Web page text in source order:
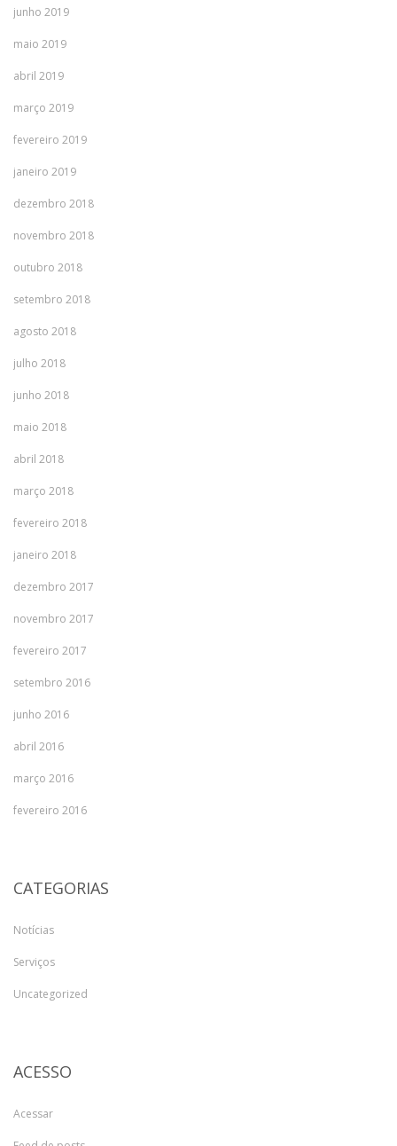
junho 2019
maio 2019
abril 2019
março 2019
fevereiro 2019
janeiro 2019
dezembro 2018
novembro 2018
outubro 2018
setembro 2018
agosto 2018
julho 2018
junho 2018
maio 2018
abril 2018
março 2018
fevereiro 2018
janeiro 2018
dezembro 2017
novembro 2017
fevereiro 2017
setembro 2016
junho 2016
abril 2016
março 2016
fevereiro 2016
CATEGORIAS
Notícias
Serviços
Uncategorized
ACESSO
Acessar